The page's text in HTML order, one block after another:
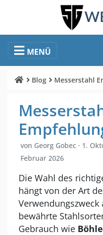
MENÜ
Blog Messerstahl
von Georg Gobec · 1.
Februar 2026
Die Wahl des
hängt von der Art
bewährte
Gebrauch wie